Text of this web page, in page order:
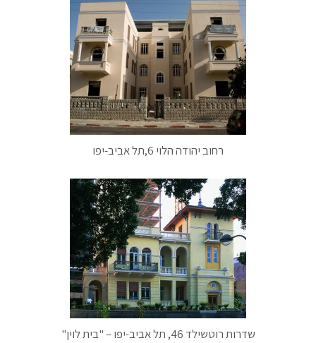
רחוב יהודה הלוי 6,תל אביב-יפו
שדרות רוטשילד 46, תל אביב-יפו – "בית לוין"